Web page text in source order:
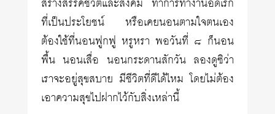
ที่เป็นประโยชน์ หรือเคยนอนตามใจตนเอง
ต้องใช้ที่นอนฟูกฟู หรูหรา พอวันที่ ๘ ก็นอน
พื้น นอนเสื่อ นอนกระดานสักวัน ลองดูซิว่า
เราจะอยู่สุขสบาย มีชีวิตที่ดีได้ไหม โดยไม่ต้อง
เอาความสุขไปฝากไว้กับสิ่งเหล่านี้